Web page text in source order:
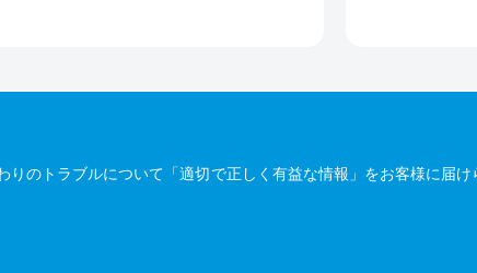
のトラブルについて「適切で正しく有益な情報」をお客様に届け